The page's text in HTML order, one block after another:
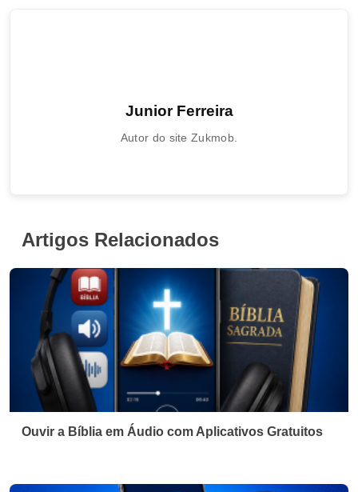
Junior Ferreira
Autor do site Zukmob.
Artigos Relacionados
Ouvir a Bíblia em Áudio com Aplicativos Gratuitos